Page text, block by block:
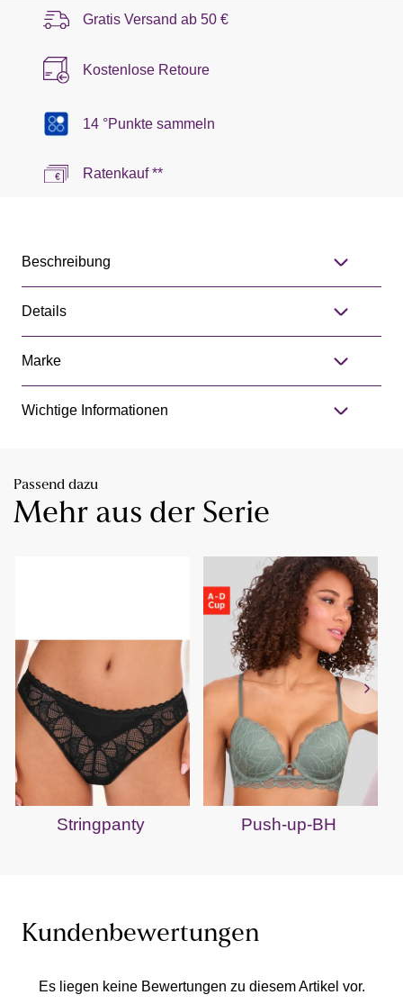
Gratis Versand ab 50 €
Kostenlose Retoure
14 °Punkte sammeln
Ratenkauf **
Beschreibung
Details
Marke
Wichtige Informationen
Passend dazu
Mehr aus der Serie
Stringpanty Push-up-BH
Kundenbewertungen
Es liegen keine Bewertungen zu diesem Artikel vor.